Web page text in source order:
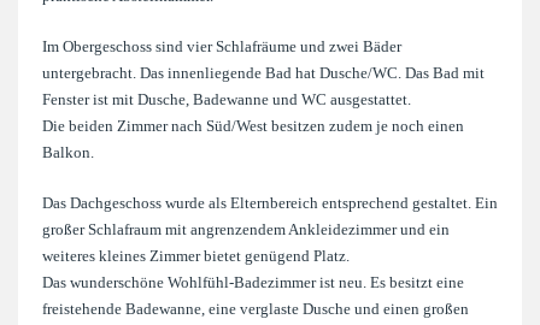
Im Obergeschoss sind vier Schlafräume und zwei Bäder
untergebracht. Das innenliegende Bad hat Dusche/WC. Das Bad mit
Fenster ist mit Dusche, Badewanne und WC ausgestattet.
Die beiden Zimmer nach Süd/West besitzen zudem je noch einen
Balkon.
Das Dachgeschoss wurde als Elternbereich entsprechend gestaltet. Ein
großer Schlafraum mit angrenzendem Ankleidezimmer und ein
weiteres kleines Zimmer bietet genügend Platz.
Das wunderschöne Wohlfühl-Badezimmer ist neu. Es besitzt eine
freistehende Badewanne, eine verglaste Dusche und einen großen